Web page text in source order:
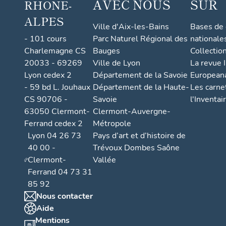
RHONE-
ALPES
- 101 cours
Charlemagne CS
20033 - 69269
Lyon cedex 2
- 59 bd L. Jouhaux
CS 90706 -
63050 Clermont-
Ferrand cedex 2
Lyon 04 26 73
40 00 -
Clermont-
Ferrand 04 73 31
85 92
Nous contacter
Aide
Mentions
AVEC NOUS
Ville d'Aix-les-Bains
Parc Naturel Régional des
Bauges
Ville de Lyon
Département de la Savoie
Département de la Haute-
Savoie
Clermont-Auvergne-
Métropole
Pays d’art et d’histoire de
Trévoux Dombes Saône
Vallée
SUR
Bases
La revue
Les